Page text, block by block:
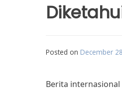
Posted on December
Berita